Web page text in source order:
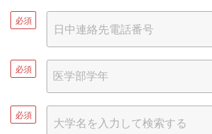
必須
必須
必須